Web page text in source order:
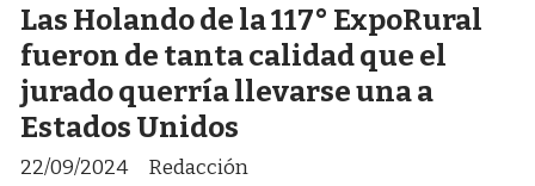
Las Holando de la 117° ExpoRural
fueron de tanta calidad que el
jurado querría llevarse una a
Estados Unidos
Redacción
22/09/2024